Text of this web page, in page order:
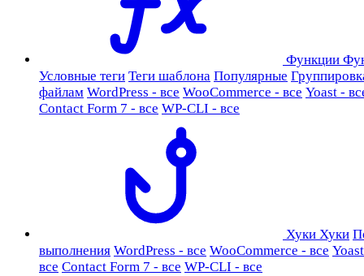
Функции
Условные теги Теги шаблона Популярные
файлам WordPress - все WooCommerce - все Yoast -
Contact Form 7 - все WP-CLI - все
Хуки Хуки
выполнения WordPress - все WooCommerce - все
все Contact Form 7 - все WP-CLI - все